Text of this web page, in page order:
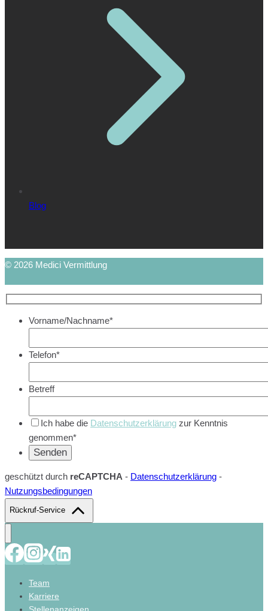
Blog
© 2026 Medici Vermittlung
Vorname/Nachname*
Telefon*
Betreff
Ich habe die Datenschutzerklärung zur Kenntnis
genommen*
geschützt durch reCAPTCHA - Datenschutzerklärung -
Nutzungsbedingungen
Rückruf-Service
Team
Karriere
Stellenanzeigen